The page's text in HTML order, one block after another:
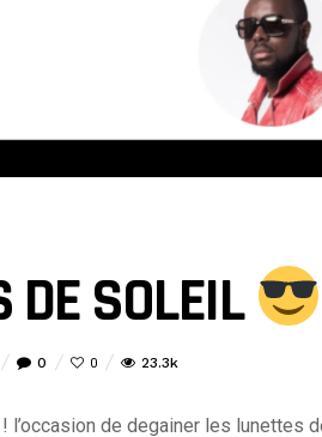
DE SOLEIL
0 0 23.3k
l’occasion de degainer les lunettes